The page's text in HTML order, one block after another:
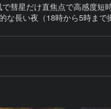
彗星だけ直焦点で高感度短
な長い夜（18時から5時まで